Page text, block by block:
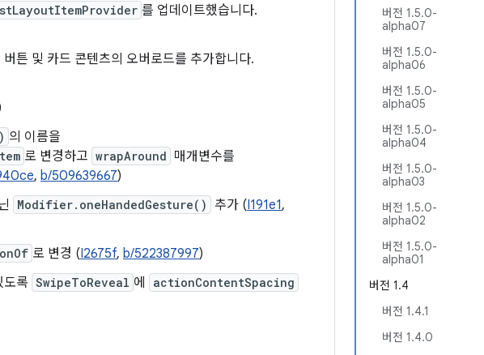
버전 1.5.0-
alpha07
버전 1.5.0-
alpha06
버전 1.5.0-
alpha05
버전 1.5.0-
alpha04
버전 1.5.0-
alpha03
버전 1.5.0-
alpha02
버전 1.5.0-
alpha01
버전 1.4
버전 1.4.1
버전 1.4.0
를 업데이트했습니다.
튼 및 카드 콘텐츠의 오버로드를 추가합니다.
의 이름을
로 변경하고 wrapAround 매개변수를
, b/509639667)
Modifier.oneHandedGesture() 추가 (I191e1,
로 변경 (I2675f, b/522387997)
도록 SwipeToReveal 에 actionContentSpacing